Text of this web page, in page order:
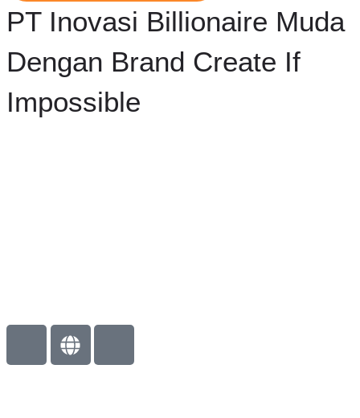
PT Inovasi Billionaire Muda
Dengan Brand Create If
Impossible